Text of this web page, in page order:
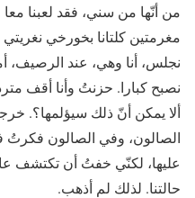
من أنّها من سني، فقد لعبنا
مغرمتين كلتانا بخورخي
نجلس، أنا وهي، عند الرصيف،
نصبح كبارا. حزنتُ وأنا أقف
ألا يمكن أنّ ذلك سيؤلمها؟.
الصالون، وفي الصالون فكرتُ
عليها، لكنّي خفتُ أن تكتشف
حالتنا. لذلك لم أذهب.